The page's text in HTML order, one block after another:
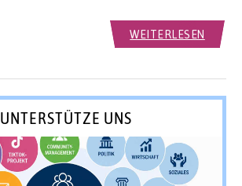
WEITERLESEN
UNTERSTÜTZE UNS